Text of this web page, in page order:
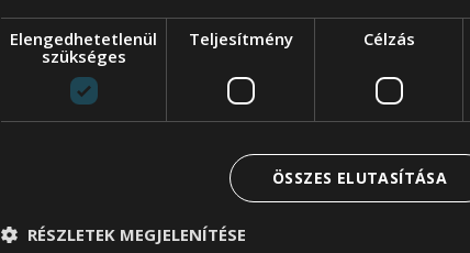
Elengedhetetlenül
szükséges
Teljesítmény Célzás
ÖSSZES ELUTASÍTÁSA
RÉSZLETEK MEGJELENÍTÉSE